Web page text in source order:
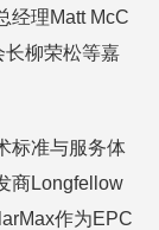
经理Matt McC
长柳荣松等嘉
标准与服务体
商Longfellow
作为EPC